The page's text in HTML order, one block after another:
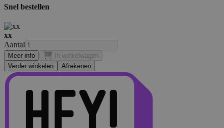
Snel bestellen
xx
Aantal
Meer info
In winkelwagen
Verder winkelen
Afrekenen